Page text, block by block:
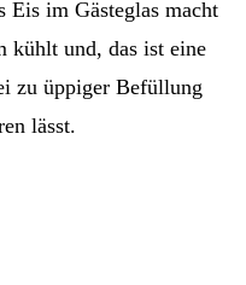
Eis im Gästeglas macht
kühlt und, das ist eine
zu üppiger Befüllung
lässt.